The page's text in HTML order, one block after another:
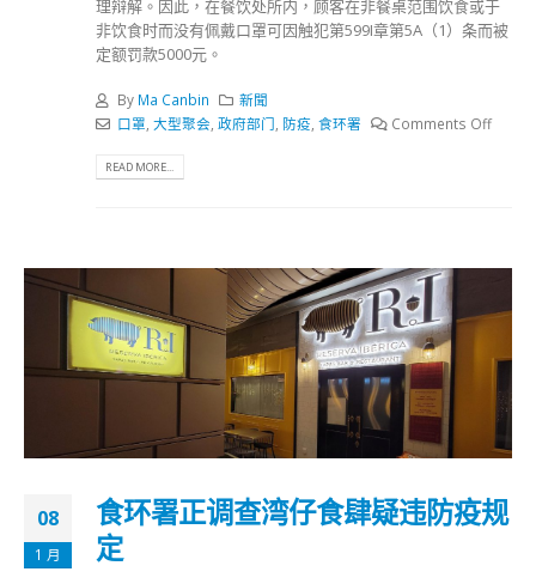
理辩解。因此，在餐饮处所内，顾客在非餐桌范围饮食或于
非饮食时而没有佩戴口罩可因触犯第599I章第5A（1）条而被
定额罚款5000元。
By Ma Canbin
新聞
口罩 大型聚会 政府部门 防疫, 食环署 Comments Off
READ MORE...
08
1 月
食环署正调查湾仔食肆疑违防疫规
定